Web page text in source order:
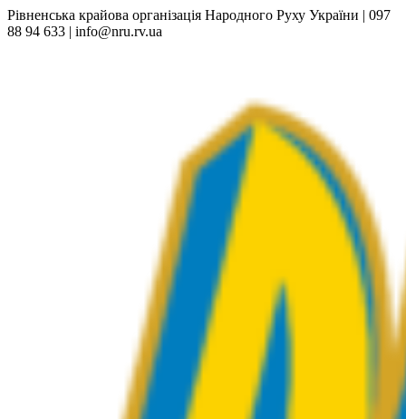
Рівненська крайова організація Народного Руху України | 097
88 94 633 | info@nru.rv.ua